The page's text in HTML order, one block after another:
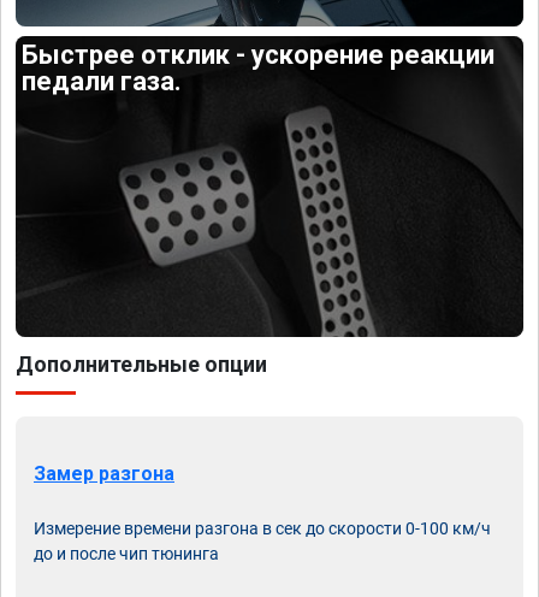
Быстрее отклик - ускорение реакции
педали газа.
Дополнительные опции
Замер разгона
Измерение времени разгона в сек до скорости 0-100 км/ч
до и после чип тюнинга